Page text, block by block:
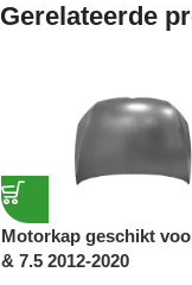
Gerelateerde
Motorkap geschikt
& 7.5 2012-2020